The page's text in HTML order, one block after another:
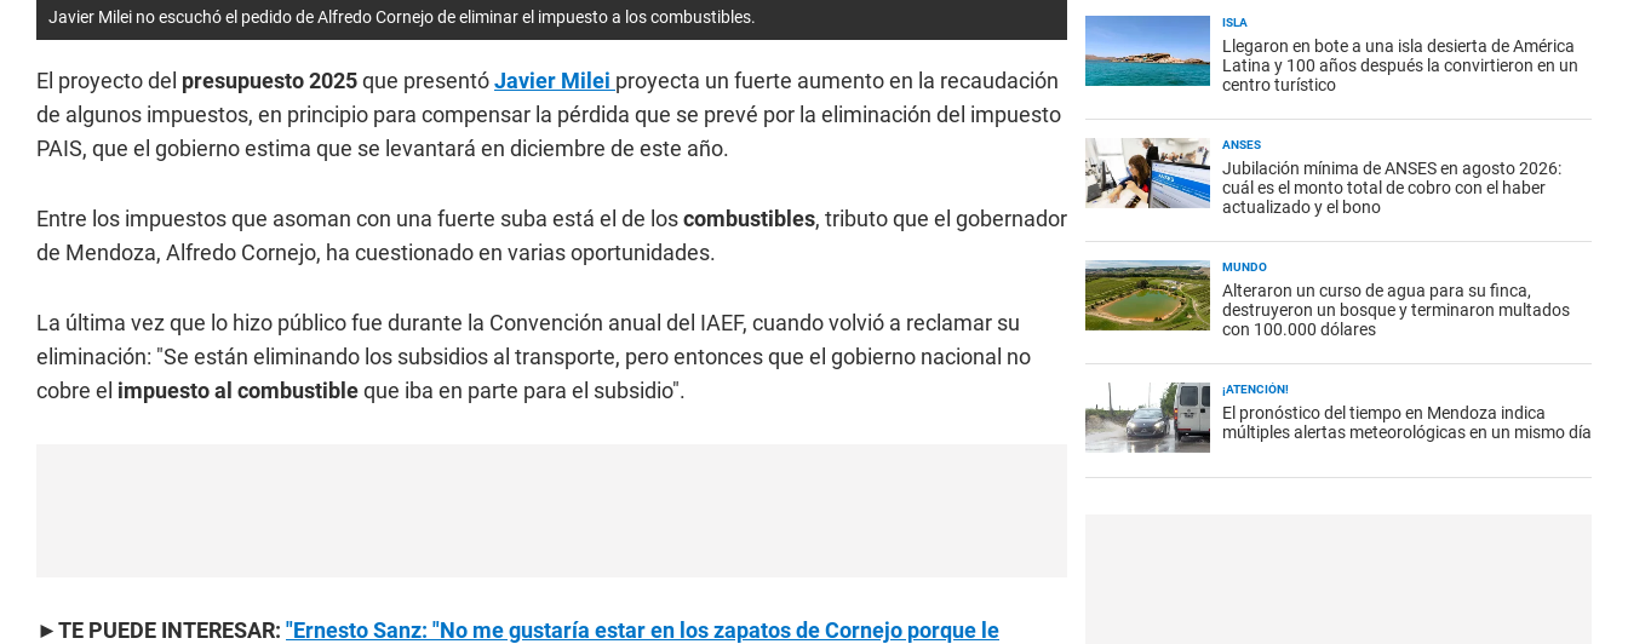
Javier Milei no escuchó el pedido de Alfredo Cornejo de eliminar el impuesto a los combustibles.
El proyecto del presupuesto 2025que presentóJavier Milei proyecta un fuerte aumento en la recaudación
de algunos impuestos, en principio para compensar la pérdida que se prevé por la eliminación del impuesto
PAIS, que el gobierno estima que se levantará en diciembre de este año.
Entre los impuestos que asoman con una fuerte suba está el de loscombustibles, tributo que el gobernador
de Mendoza, Alfredo Cornejo, ha cuestionado en varias oportunidades.
La última vez que lo hizo público fue durante la Convención anual del IAEF, cuando volvió a reclamar su
eliminación: "Se están eliminando los subsidios al transporte, pero entonces que el gobierno nacional no
cobre el impuesto al combustibleque iba en parte para el subsidio".
►TE PUEDE INTERESAR: "Ernesto Sanz: "No me gustaría estar en los zapatos de Cornejo porque le
ISLA
Llegaron en bote a una isla desierta de América
Latina y 100 años después la convirtieron en un
centro turístico
ANSES
Jubilación mínima de ANSES en agosto 2026:
cuál es el monto total de cobro con el haber
actualizado y el bono
MUNDO
Alteraron un curso de agua para su finca,
destruyeron un bosque y terminaron multados
con 100.000 dólares
¡ATENCIÓN!
El pronóstico del tiempo en Mendoza indica
múltiples alertas meteorológicas en un mismo día